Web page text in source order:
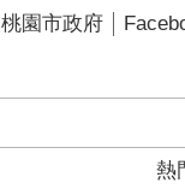
桃園市政府
熱